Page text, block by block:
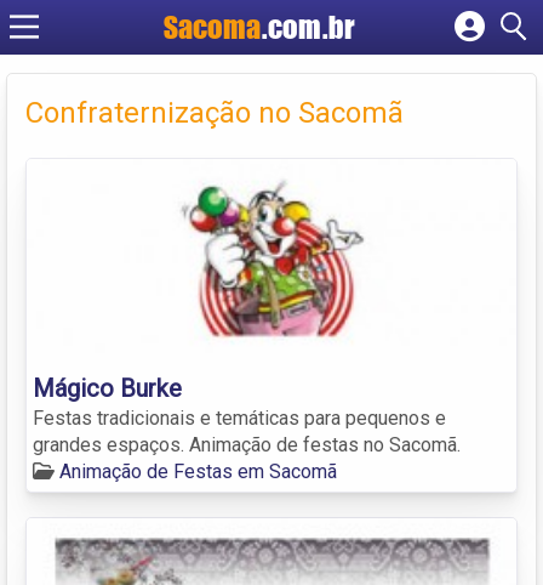
Sacoma.com.br
Cadastrar empresa
Criar conta
Confraternização no Sacomã
Mágico Burke
Festas tradicionais e temáticas para pequenos e
grandes espaços. Animação de festas no Sacomã.
Animação de Festas em Sacomã